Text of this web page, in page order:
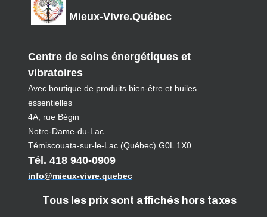
Mieux-Vivre.Québec
Centre de soins énergétiques et
vibratoires
Avec boutique de produits bien-être et huiles
essentielles
4A, rue Bégin
Notre-Dame-du-Lac
Témiscouata-sur-le-Lac (Québec) G0L 1X0
Tél. 418 940-0909
info@mieux-vivre.quebec
Tous les prix sont affichés hors taxes